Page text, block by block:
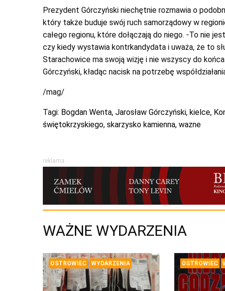
Prezydent Górczyński niechętnie rozmawia o
który także buduje swój ruch samorządowy w
całego regionu, które dołączają do niego. -To nie
czy kiedy wystawia kontrkandydata i uważa, że to
Starachowice ma swoją wizję i nie wszyscy do
Górczyński, kładąc nacisk na potrzebę
/mag/
Tagi: Bogdan Wenta, Jarosław Górczyński, kielce,
świętokrzyskiego, skarzysko kamienna, wazne
reklama
WAŻNE WYDARZENIA
OSTROWIEC WYDARZENIA OSTROWIEC